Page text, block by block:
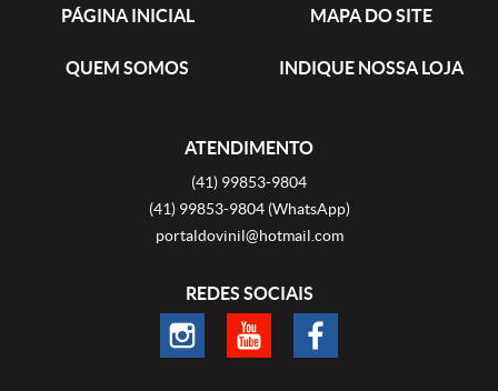
PÁGINA INICIAL MAPA DO SITE
QUEM SOMOS INDIQUE NOSSA LOJA
ATENDIMENTO
(41) 99853-9804
(41)99853-9804 (WhatsApp)
portaldovinil@hotmail.com
REDES SOCIAIS